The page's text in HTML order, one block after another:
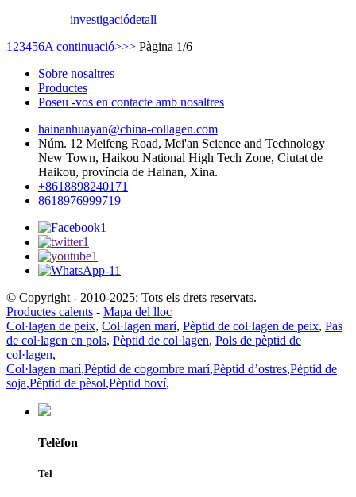
investigaciódetall
1 23456A continuació>>> Pàgina 1/6
Sobre nosaltres
Productes
Poseu -vos en contacte amb nosaltres
hainanhuayan@china-collagen.com
Núm. 12 Meifeng Road, Mei'an Science and Technology
New Town, Haikou National High Tech Zone, Ciutat de
Haikou, província de Hainan, Xina.
+8618898240171
8618976999719
© Copyright - 2010-2025: Tots els drets reservats.
Productes calents - Mapa del lloc
Col·lagen de peix, Col·lagen marí, Pèptid de col·lagen de peix, Pas
de col·lagen en pols, Pèptid de col·lagen, Pols de pèptid de
col·lagen,
Col·lagen marí,Pèptid de cogombre marí,Pèptid d’ostres,Pèptid de
soja,Pèptid de pèsol,Pèptid boví,
Telèfon
Tel